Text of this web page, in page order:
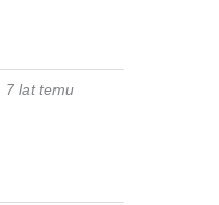
7 lat temu